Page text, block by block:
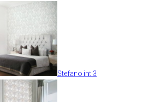
Stefano int 3